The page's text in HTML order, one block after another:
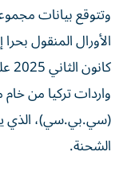
وتتوقع بيانات
الأورال المنقول
واردات تركيا من
(سي.بي.سي)، الذي
الشحنة.